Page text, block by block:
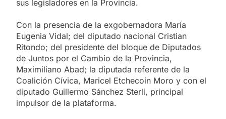
sus legisladores en la Provincia.
Con la presencia de la exgobernadora María
Eugenia Vidal; del diputado nacional Cristian
Ritondo; del presidente del bloque de Diputados
de Juntos por el Cambio de la Provincia,
Maximiliano Abad; la diputada referente de la
Coalición Cívica, Maricel Etchecoin Moro y con el
diputado Guillermo Sánchez Sterli, principal
impulsor de la plataforma.